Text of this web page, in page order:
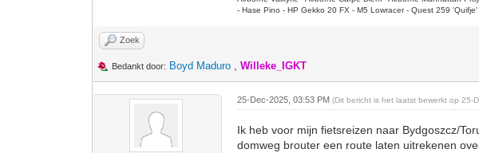
- Hase Pino - HP Gekko 20 FX - M5 Lowracer - Quest 259
Zoek
Bedankt door: Boyd Maduro ,Willeke_IGKT
25-Dec-2025, 03:53 PM(Dit bericht is het laatst bewerkt op 25-
Ik heb voor mijn fietsreizen naar Bydgoszcz/
domweg brouter een route laten uitrekenen